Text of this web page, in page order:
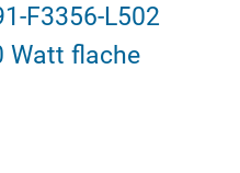
F3356-L502
Watt flache